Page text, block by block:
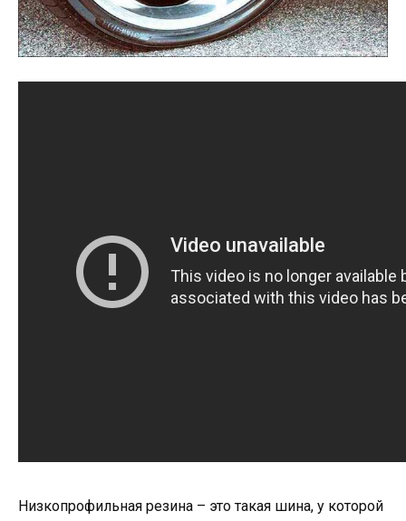
Низкопрофильная резина – это такая шина, у которой